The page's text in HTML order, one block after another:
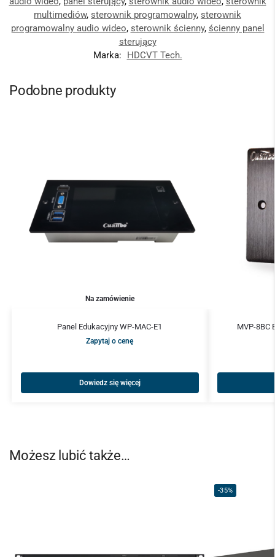
multimediów, sterownik programowalny, sterownik
programowalny audio wideo, sterownik ścienny, ścienny panel
sterujący
Marka:
HDCVT Tech.
Podobne produkty
Na zamówienie
Panel Edukacyjny WP-MAC-E1
Zapytaj o cenę
Dowiedz się więcej
MVP-8BC
Możesz lubić także…
-35%